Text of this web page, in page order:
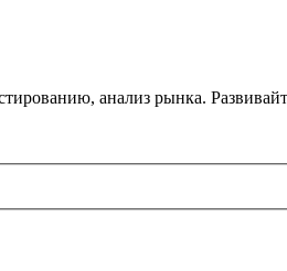
анализ рынка.